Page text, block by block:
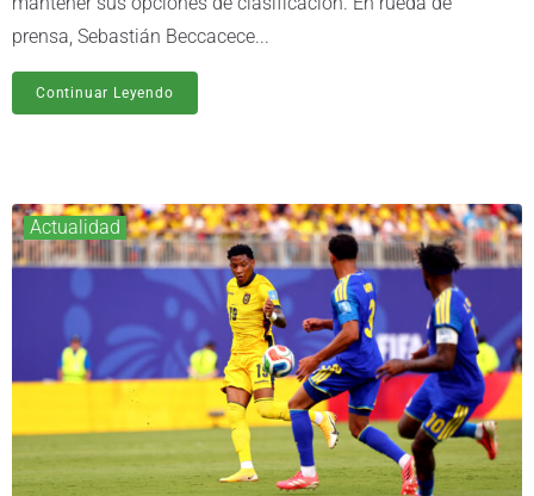
prensa, Sebastián Beccacece...
Continuar Leyendo
Actualidad